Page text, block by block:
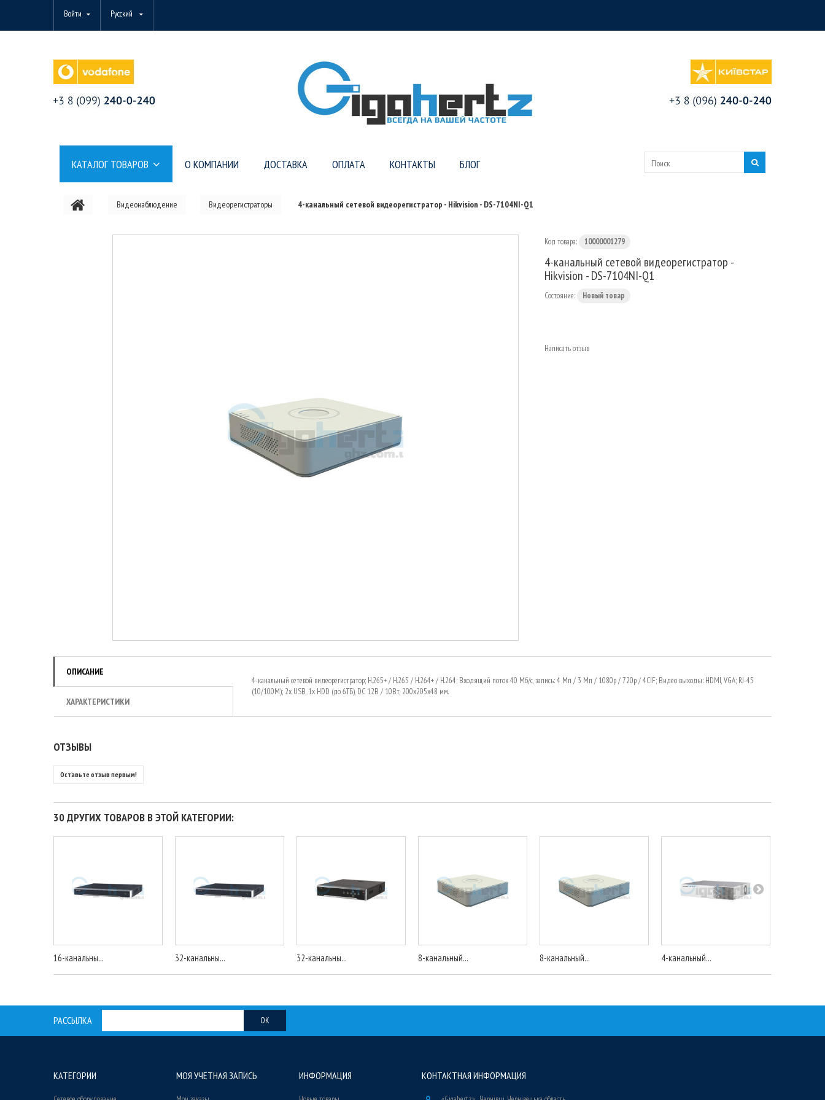
Войти Русский
КАТАЛОГ ТОВАРОВ О КОМПАНИИ ДОСТАВКА ОПЛАТА КОНТАКТЫ БЛОГ
Видеонаблюдение Видеорегистраторы 4-канальный сетевой видеорегистратор - Hikvision - DS-7104NI-Q1
Код товара: 10000001279
4-канальный сетевой видеорегистратор -
Hikvision - DS-7104NI-Q1
Состояние: Новый товар
Написать отзыв
ОПИСАНИЕ
ХАРАКТЕРИСТИКИ
4-канальный сетевой видеорегистратор; H.265+ / H.265 / H.264+ / H.264; Входящий поток 40 Мб/с, запись: 4 Mп / 3 Mп / 1080p / 720p / 4CIF; Видео выходы: HDMI, VGA; RJ-45
(10/100M); 2х USB, 1х HDD (до 6ТБ), DC 12В / 10Вт, 200х205х48 мм.
ОТЗЫВЫ
Оставьте отзыв первым!
30 ДРУГИХ ТОВАРОВ В ЭТОЙ КАТЕГОРИИ:
16-канальны... 32-канальны... 32-канальны... 8-канальный... 8-канальный... 4-канальный...
РАССЫЛКА OK
КАТЕГОРИИ МОЯ УЧЕТНАЯ ЗАПИСЬ ИНФОРМАЦИЯ КОНТАКТНАЯ ИНФОРМАЦИЯ